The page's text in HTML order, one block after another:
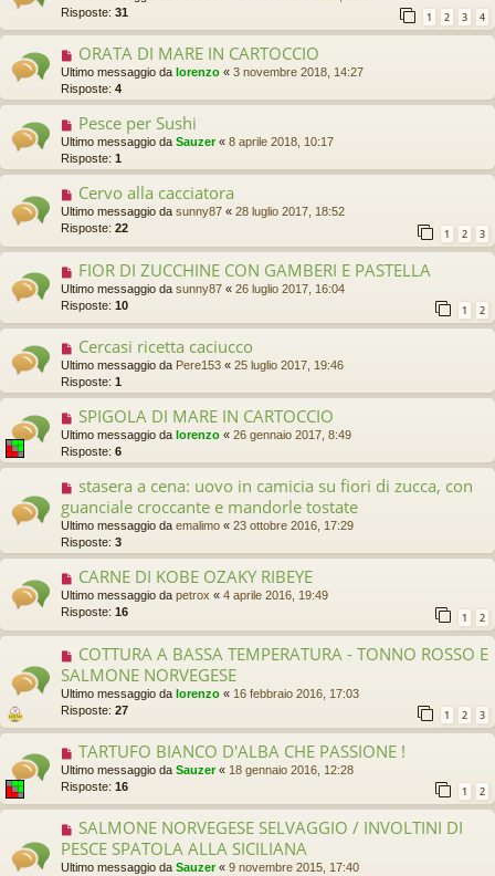
Risposte: 31 1 2 3 4
ORATA DI MARE IN CARTOCCIO
Ultimo messaggio da lorenzo « 3 novembre 2018, 14:27
Risposte: 4
Pesce per Sushi
Ultimo messaggio da Sauzer« 8 aprile 2018, 10:17
Risposte: 1
Cervo alla cacciatora
Ultimo messaggio da sunny87 « 28 luglio 2017, 18:52
Risposte: 22 1 2 3
FIOR DI ZUCCHINE CON GAMBERI E PASTELLA
Ultimo messaggio da sunny87 « 26 luglio 2017, 16:04
Risposte: 10 1 2
Cercasi ricetta caciucco
Ultimo messaggio da Pere153 « 25 luglio 2017, 19:46
Risposte: 1
SPIGOLA DI MARE IN CARTOCCIO
Ultimo messaggio da lorenzo « 26 gennaio 2017, 8:49
Risposte: 6
stasera a cena: uovo in camicia su fiori di zucca, con
guanciale croccante e mandorle tostate
Ultimo messaggio da emalimo « 23 ottobre 2016, 17:29
Risposte: 3
CARNE DI KOBE OZAKY RIBEYE
Ultimo messaggio da petrox « 4 aprile 2016, 19:49
Risposte: 16 1 2
COTTURA A BASSA TEMPERATURA - TONNO ROSSO E
SALMONE NORVEGESE
Ultimo messaggio da lorenzo « 16 febbraio 2016, 17:03
Risposte: 27 1 2 3
TARTUFO BIANCO D'ALBA CHE PASSIONE !
Ultimo messaggio da Sauzer« 18 gennaio 2016, 12:28
Risposte: 16 1 2
SALMONE NORVEGESE SELVAGGIO / INVOLTINI DI
PESCE SPATOLA ALLA SICILIANA
Ultimo messaggio da Sauzer« 9 novembre 2015, 17:40